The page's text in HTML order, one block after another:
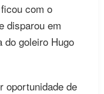
com o
disparou em
do goleiro Hugo
oportunidade de